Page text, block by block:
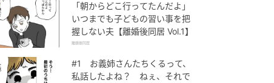
「朝からどこ行ってたんだよ」
いつまでも子どもの習い事を把
握しない夫【離婚後同居 Vol.1】
離婚後同居
#1 お義姉さんたちくるって、
私話したよね？ ねぇ、それで